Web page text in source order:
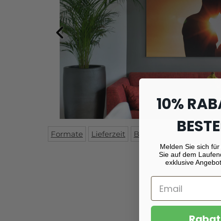
Formate Lieferzeit Beschreibung
10%
Melden Sie sich
Sie auf dem
exklusive